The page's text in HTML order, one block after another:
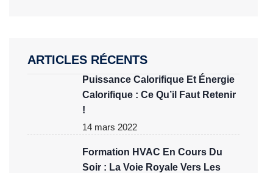
ARTICLES RÉCENTS
Puissance Calorifique Et Énergie
Calorifique : Ce Qu’il Faut Retenir
!
14 mars 2022
Formation HVAC En Cours Du
Soir : La Voie Royale Vers Les